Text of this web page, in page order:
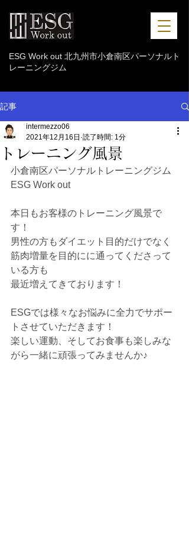
ESG Work out 北九州市小倉南区パーソナルト
レーニングジム
記事
トレーニング風景
intermezzo06
2021年12月16日 読了時間: 1分
小倉南区パーソナルトレーニングジム
ESG Work out
本日もお客様のトレーニング風景で
す！
男性の方もダイエット目的だけでなく
筋肉増量を目的にに通ってくださって
いる方も
最近増えてきております！
ESGでは様々なお悩みに全力でサポー
トさせていただきます！
楽しい運動、そしてお食事も楽しみな
がら一緒に頑張ってみませんか♪